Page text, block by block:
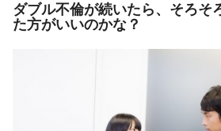
ダブル不倫が続いたら、そろそ
た方がいいのかな？